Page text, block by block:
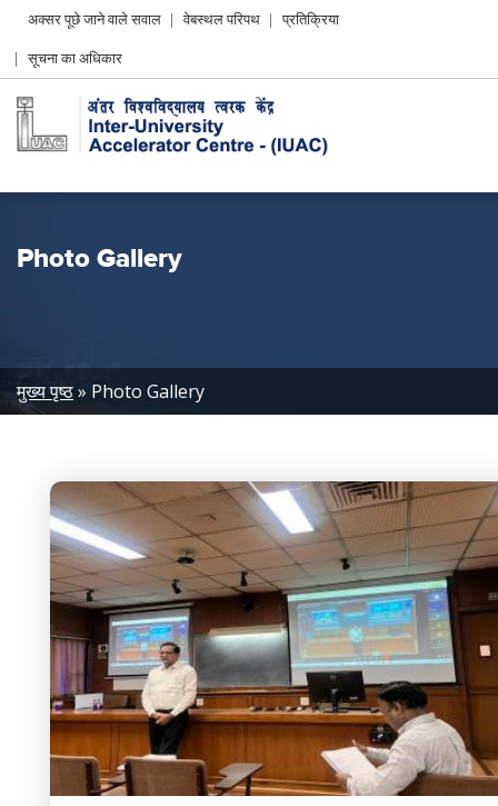
Header
menu
अक्सर पूछे जाने वाले सवाल वेबस्थल परिपथ
प्रतिक्रिया
सूचना का अधिकार
Photo Gallery
Breadcrumb
मुख्य पृष्ठ Photo Gallery